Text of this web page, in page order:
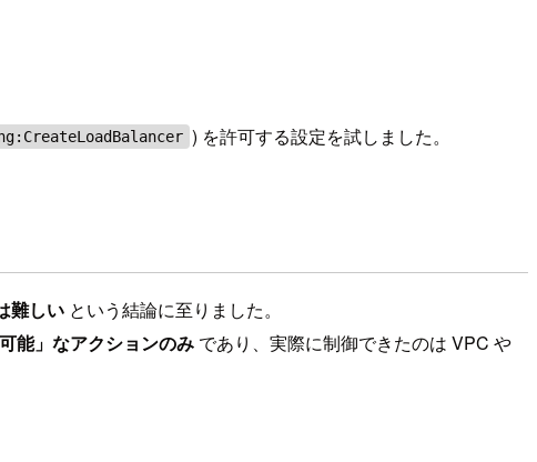
) を許可する設定を試しました。
難しい という結論に至りました。
能」なアクションのみであり、実際に制御できたのは VPC や